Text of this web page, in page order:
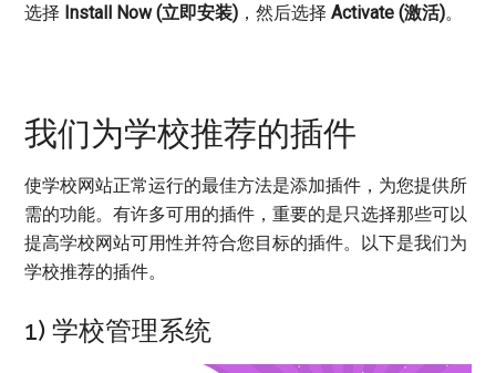
选择 Install Now (立即安装) ，然后选择Activate (激活)。
我们为学校推荐的插件
使学校网站正常运行的最佳方法是添加插件，为您提供所
需的功能。有许多可用的插件，重要的是只选择那些可以
提高学校网站可用性并符合您目标的插件。以下是我们为
学校推荐的插件。
1) 学校管理系统